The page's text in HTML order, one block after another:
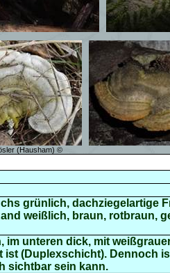
(Hausham) ©
grünlich, dachziegelartige
weißlich, braun, rotbraun,
unteren dick, mit
(Duplexschicht). Dennoch
sichtbar sein kann.